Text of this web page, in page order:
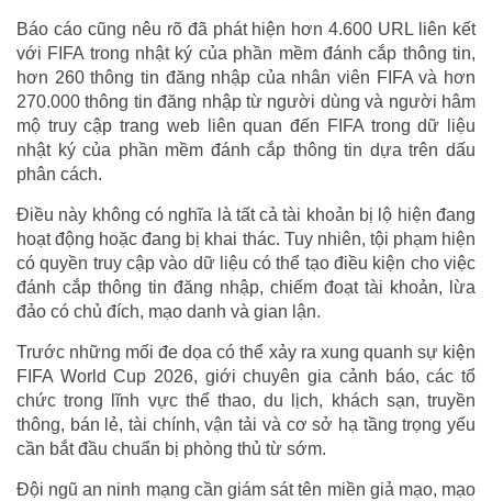
Báo cáo cũng nêu rõ đã phát hiện hơn 4.600 URL liên kết
với FIFA trong nhật ký của phần mềm đánh cắp thông tin,
hơn 260 thông tin đăng nhập của nhân viên FIFA và hơn
270.000 thông tin đăng nhập từ người dùng và người hâm
mộ truy cập trang web liên quan đến FIFA trong dữ liệu
nhật ký của phần mềm đánh cắp thông tin dựa trên dấu
phân cách.
Điều này không có nghĩa là tất cả tài khoản bị lộ hiện đang
hoạt động hoặc đang bị khai thác. Tuy nhiên, tội phạm hiện
có quyền truy cập vào dữ liệu có thể tạo điều kiện cho việc
đánh cắp thông tin đăng nhập, chiếm đoạt tài khoản, lừa
đảo có chủ đích, mạo danh và gian lận.
Trước những mối đe dọa có thể xảy ra xung quanh sự kiện
FIFA World Cup 2026, giới chuyên gia cảnh báo, các tổ
chức trong lĩnh vực thể thao, du lịch, khách sạn, truyền
thông, bán lẻ, tài chính, vận tải và cơ sở hạ tầng trọng yếu
cần bắt đầu chuẩn bị phòng thủ từ sớm.
Đội ngũ an ninh mạng cần giám sát tên miền giả mạo, mạo